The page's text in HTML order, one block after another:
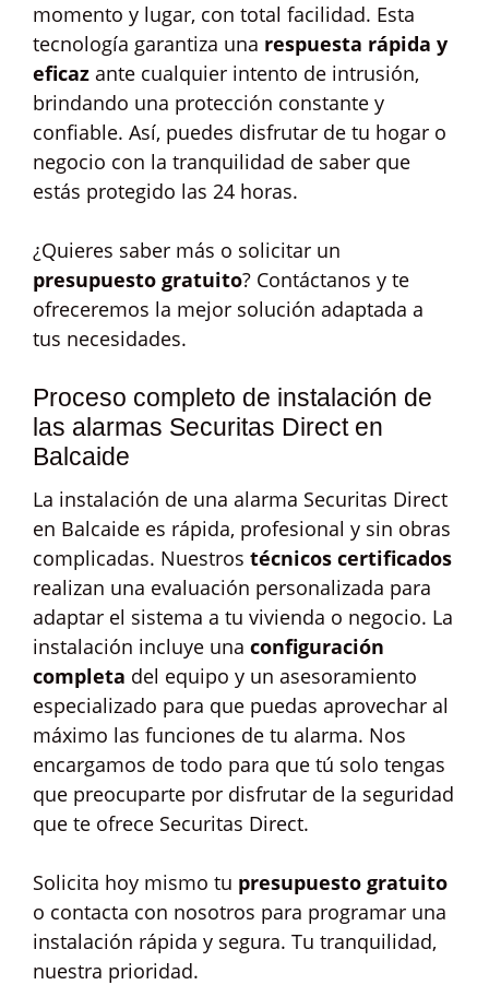
momento y lugar, con total facilidad. Esta
tecnología garantiza una respuesta rápida y
eficaz ante cualquier intento de intrusión,
brindando una protección constante y
confiable. Así, puedes disfrutar de tu hogar o
negocio con la tranquilidad de saber que
estás protegido las 24 horas.
¿Quieres saber más o solicitar un
presupuesto gratuito? Contáctanos y te
ofreceremos la mejor solución adaptada a
tus necesidades.
Proceso completo de instalación de
las alarmas Securitas Direct en
Balcaide
La instalación de una alarma Securitas Direct
en Balcaide es rápida, profesional y sin obras
complicadas. Nuestros técnicos certificados
realizan una evaluación personalizada para
adaptar el sistema a tu vivienda o negocio. La
instalación incluye una configuración
completa del equipo y un asesoramiento
especializado para que puedas aprovechar al
máximo las funciones de tu alarma. Nos
encargamos de todo para que tú solo tengas
que preocuparte por disfrutar de la seguridad
que te ofrece Securitas Direct.
Solicita hoy mismo tu presupuesto gratuito
o contacta con nosotros para programar una
instalación rápida y segura. Tu tranquilidad,
nuestra prioridad.